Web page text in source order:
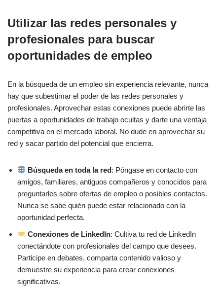
Utilizar las redes personales y
profesionales para buscar
oportunidades de empleo
En la búsqueda de un empleo sin experiencia relevante, nunca
hay que subestimar el poder de las redes personales y
profesionales. Aprovechar estas conexiones puede abrirte las
puertas a oportunidades de trabajo ocultas y darte una ventaja
competitiva en el mercado laboral. No dude en aprovechar su
red y sacar partido del potencial que encierra.
Búsqueda en toda la red: Póngase en contacto con
amigos, familiares, antiguos compañeros y conocidos para
preguntarles sobre ofertas de empleo o posibles contactos.
Nunca se sabe quién puede estar relacionado con la
oportunidad perfecta.
Conexiones de LinkedIn: Cultiva tu red de LinkedIn
conectándote con profesionales del campo que desees.
Participe en debates, comparta contenido valioso y
demuestre su experiencia para crear conexiones
significativas.